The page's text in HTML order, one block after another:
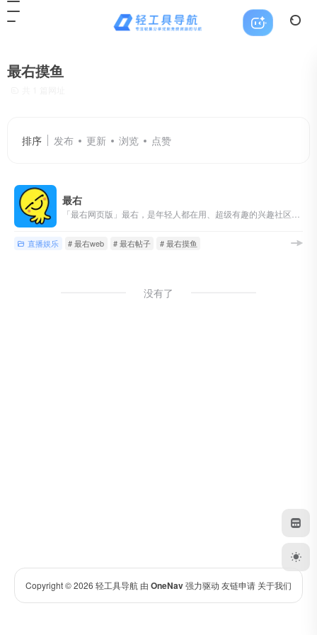
最右摸鱼
排序 发布 更新 浏览 点赞
最右
直播娱乐 # 最右web # 最右帖子 # 最右摸鱼
没有了
Copyright © 2026 轻工具导航 由 OneNav强力驱动 友链申请 关于我们